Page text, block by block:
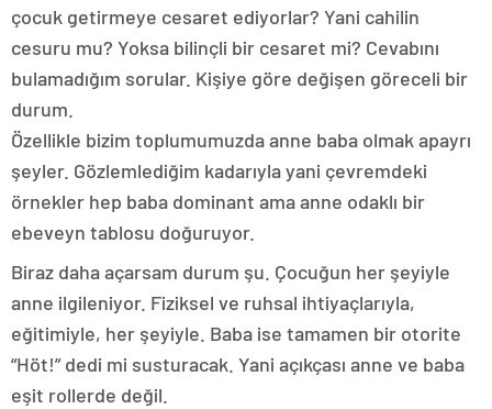
çocuk getirmeye cesaret ediyorlar? Yani cahilin
cesuru mu? Yoksa bilinçli bir cesaret mi? Cevabını
bulamadığım sorular. Kişiye göre değişen göreceli bir
durum.
Özellikle bizim toplumumuzda anne baba olmak apayrı
şeyler. Gözlemlediğim kadarıyla yani çevremdeki
örnekler hep baba dominant ama anne odaklı bir
ebeveyn tablosu doğuruyor.
Biraz daha açarsam durum şu. Çocuğun her şeyiyle
anne ilgileniyor. Fiziksel ve ruhsal ihtiyaçlarıyla,
eğitimiyle, her şeyiyle. Baba ise tamamen bir otorite
“Höt!” dedi mi susturacak. Yani açıkçası anne ve baba
eşit rollerde değil.